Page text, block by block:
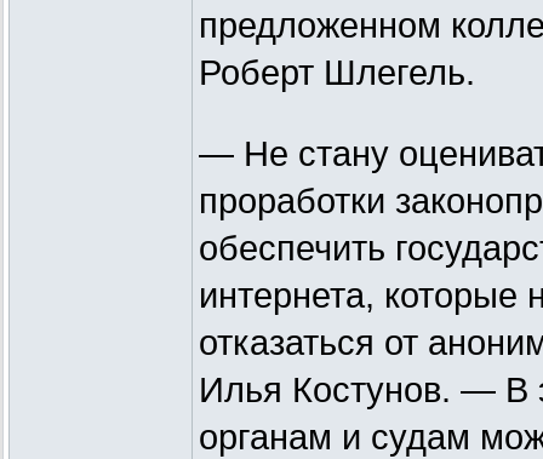
предложенном
Роберт Шлегель.
— Не стану
проработки
обеспечить
интернета, которые
отказаться от
Илья Костунов. — В
органам и судам